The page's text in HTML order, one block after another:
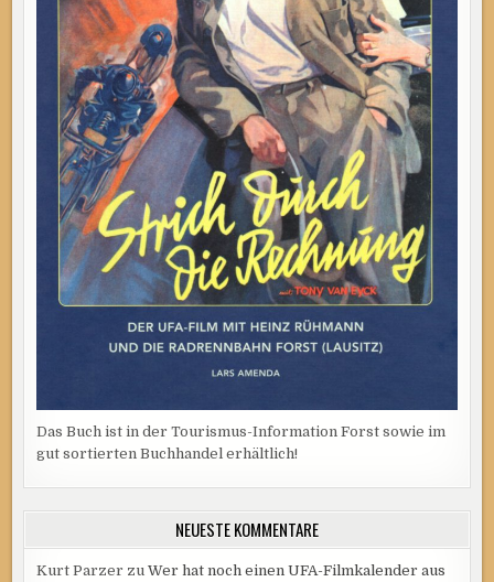
Das Buch ist in der Tourismus-Information Forst sowie im
gut sortierten Buchhandel erhältlich!
NEUESTE KOMMENTARE
Kurt Parzer zuWer hat noch einen UFA-Filmkalender aus